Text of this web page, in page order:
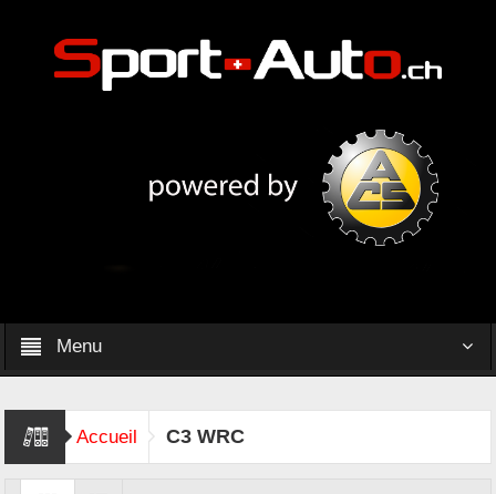
Menu
Accueil C3 WRC